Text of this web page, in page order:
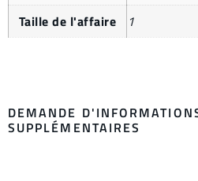
Taille de l'affaire
1
DEMANDE
SUPPLÉMENTAIRES